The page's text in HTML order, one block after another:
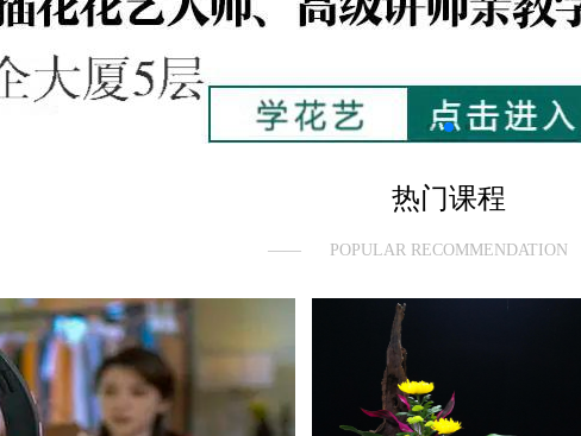
热门课程
—— POPULAR RECOMMENDATION
《中国传统插花系列课程》~~缸
插花花艺师（切花装饰装饰工